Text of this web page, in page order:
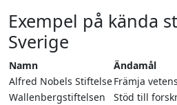
Exempel på kända
Sverige
Namn
Ändamål
Alfred Nobels StiftelseFrämja
Wallenbergstiftelsen
Stöd till